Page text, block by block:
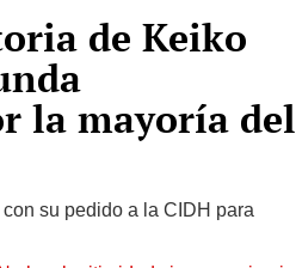
de Keiko
la mayoría del
su pedido a la CIDH para